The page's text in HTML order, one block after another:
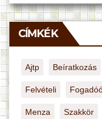
CÍMKÉK
Ajtp Beíratkozás
Felvételi
Menza Szakkör